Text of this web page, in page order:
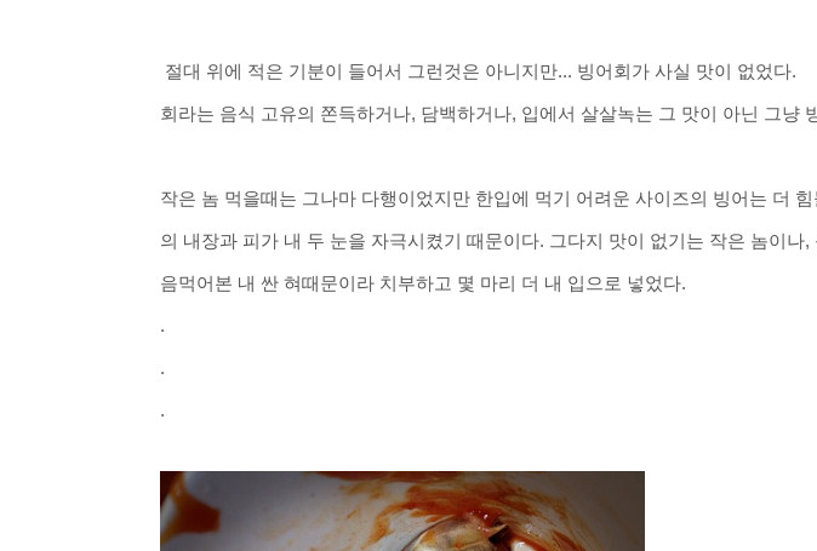
절대 위에 적은 기분이 들어서 그런것은 아니지만... 빙어회가 사실 맛이 없었다.
회라는 음식 고유의 쫀득하거나, 담백하거나, 입에서 살살녹는 그 맛이 아닌 그냥
작은 놈 먹을때는 그나마 다행이었지만 한입에 먹기 어려운 사이즈의 빙어는 더
의 내장과 피가 내 두 눈을 자극시켰기 때문이다. 그다지 맛이 없기는 작은 놈이나
음먹어본 내 싼 혀때문이라 치부하고 몇 마리 더 내 입으로 넣었다.
.
.
.